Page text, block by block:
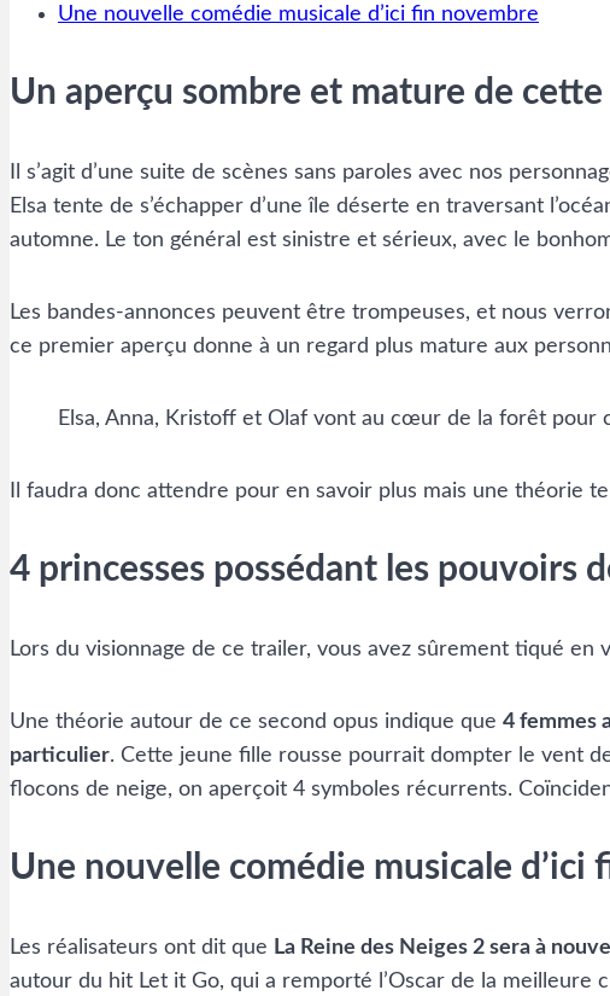
Une nouvelle comédie musicale d’ici fin novembre
Un aperçu sombre et mature de
Il s’agit d’une suite de scènes sans paroles avec nos
Elsa tente de s’échapper d’une île déserte en traversant
automne. Le ton général est sinistre et sérieux, avec le
Les bandes-annonces peuvent être trompeuses, et nous
ce premier aperçu donne à un regard plus mature aux
Elsa, Anna, Kristoff et Olaf vont au cœur de la forêt
Il faudra donc attendre pour en savoir plus mais une théorie
4 princesses possédant les pouvoirs
Lors du visionnage de ce trailer, vous avez sûrement tiqué
Une théorie autour de ce second opus indique que 4 femmes
particulier. Cette jeune fille rousse pourrait dompter le vent
flocons de neige, on aperçoit 4 symboles récurrents.
Une nouvelle comédie musicale d’ici
Les réalisateurs ont dit que La Reine des Neiges 2 sera à
autour du hit Let it Go, qui a remporté l’Oscar de la meilleure